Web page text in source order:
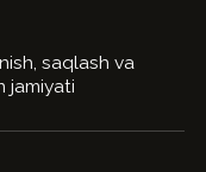
saqlash va
jamiyati